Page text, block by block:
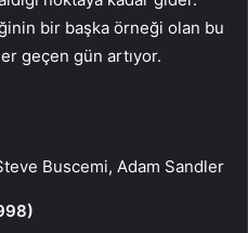
bir başka örneği olan bu
geçen gün artıyor.
Buscemi, Adam Sandler